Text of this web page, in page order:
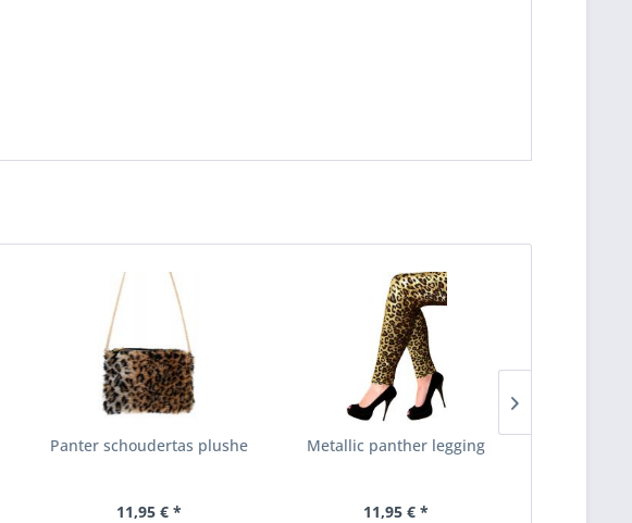
Panter schoudertas plushe
11,95 € *
Metallic panther legging
11,95 € *